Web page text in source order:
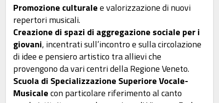
Promozione culturalee valorizzazione di nuovi
repertori musicali.
Creazione di spazi di aggregazione sociale per i
giovani, incentrati sull’incontro e sulla circolazione
di idee e pensiero artistico tra allievi che
provengono da vari centri della Regione Veneto.
Scuola di Specializzazione Superiore Vocale-
Musicalecon particolare riferimento al canto